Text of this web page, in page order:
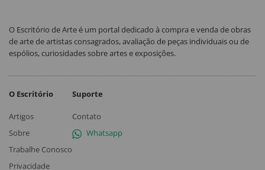
O Escritório de Arte é um portal dedicado à compra e venda de obras
de arte de artistas consagrados, avaliação de peças individuais ou de
espólios, curiosidades sobre artes e exposições.
O Escritório
Artigos
Sobre
Trabalhe Conosco
Privacidade
Suporte
Contato
Whatsapp